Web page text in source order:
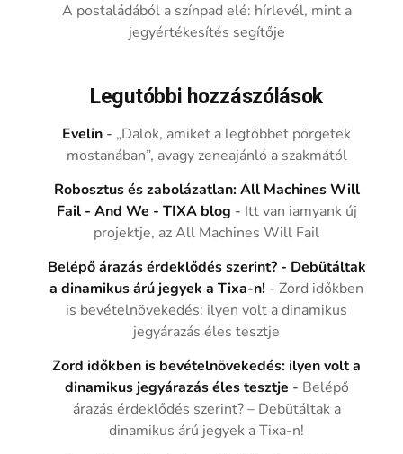
A postaládából a színpad elé: hírlevél, mint a
jegyértékesítés segítője
Legutóbbi hozzászólások
Evelin - „Dalok, amiket a legtöbbet pörgetek
mostanában”, avagy zeneajánló a szakmától
Robosztus és zabolázatlan: All Machines Will
Fail - And We - TIXA blog - Itt van iamyank új
projektje, az All Machines Will Fail
Belépő árazás érdeklődés szerint? - Debütáltak
a dinamikus árú jegyek a Tixa-n! -Zord időkben
is bevételnövekedés: ilyen volt a dinamikus
jegyárazás éles tesztje
Zord időkben is bevételnövekedés: ilyen volt a
dinamikus jegyárazás éles tesztje - Belépő
árazás érdeklődés szerint? – Debütáltak a
dinamikus árú jegyek a Tixa-n!